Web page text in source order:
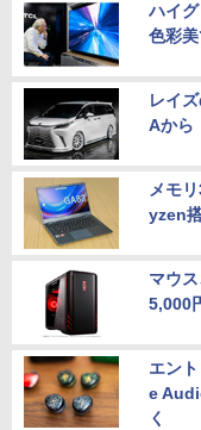
ハイ
色彩
レイ
Aから
メモ
yzen
マウ
5,000
エン
e
く